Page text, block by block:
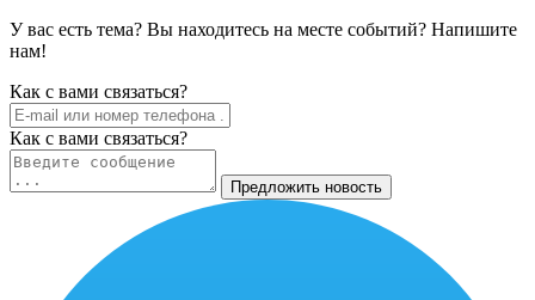
У вас есть тема? Вы находитесь на месте событий? Напишите
нам!
Как c вами связаться?
Как c вами связаться?
Предложить новость